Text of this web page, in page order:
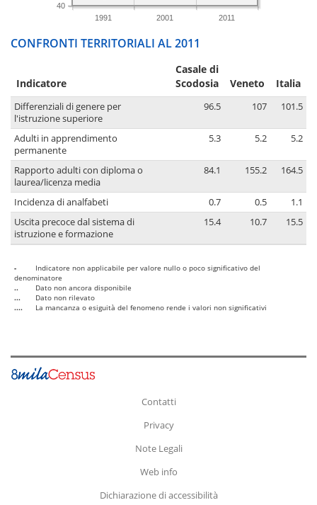
1991 2001 2011
40
CONFRONTI TERRITORIALI AL 2011
Indicatore
Casale di
Scodosia
Veneto Italia
Differenziali di genere per
l'istruzione superiore
96.5 107 101.5
Adulti in apprendimento
permanente
5.3 5.2 5.2
Rapporto adulti con diploma o
laurea/licenza media
84.1 155.2 164.5
Incidenza di analfabeti 0.7 0.5
1.1
Uscita precoce dal sistema di
istruzione e formazione
15.4 10.7 15.5
-
Indicatore non applicabile per valore nullo o poco significativo del
denominatore
..
Dato non ancora disponibile
...
Dato non rilevato
....
La mancanza o esiguità del fenomeno rende i valori non significativi
Contatti
Privacy
Note Legali
Web info
Dichiarazione di accessibilità